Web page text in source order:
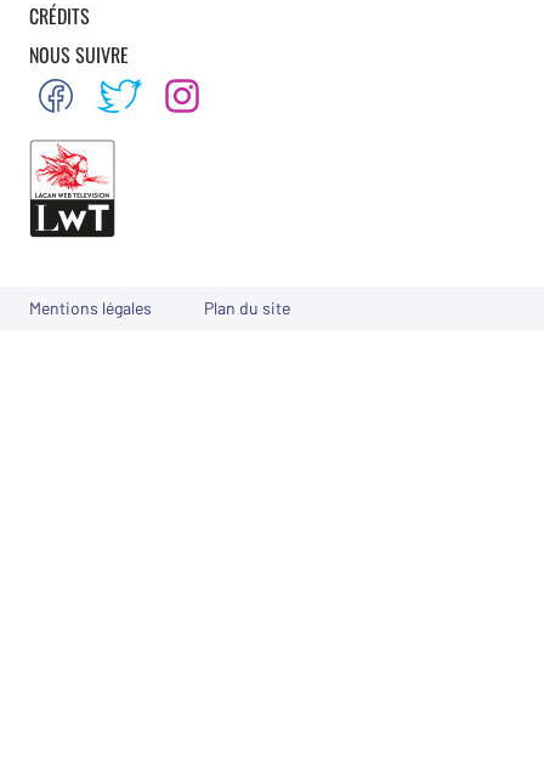
CRÉDITS
NOUS SUIVRE
Mentions légales Plan du site